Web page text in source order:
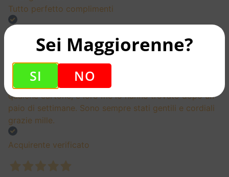
Tutto perfetto complimenti
27 Luglio 2026
Raccomandato!!! ho chiesto per un vino introvabile per
qualche cartone, e loro me lo hanno trovato dopo un
paio di settimane. Sono sempre stati gentili e cordiali
grazie mille.
Acquirente verificato
Sei Maggiorenne?
SI NO